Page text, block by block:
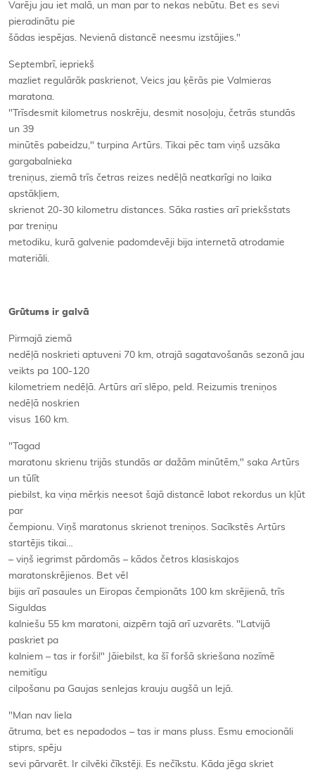
Varēju jau iet malā, un man par to nekas nebūtu. Bet es sevi
pieradinātu pie
šādas iespējas. Nevienā distancē neesmu izstājies."
Septembrī, iepriekš
mazliet regulārāk paskrienot, Veics jau ķērās pie Valmieras
maratona.
"Trīsdesmit kilometrus noskrēju, desmit nosoļoju, četrās stundās
un 39
minūtēs pabeidzu," turpina Artūrs. Tikai pēc tam viņš uzsāka
gargabalnieka
treniņus, ziemā trīs četras reizes nedēļā neatkarīgi no laika
apstākļiem,
skrienot 20-30 kilometru distances. Sāka rasties arī priekšstats
par treniņu
metodiku, kurā galvenie padomdevēji bija internetā atrodamie
materiāli.
Grūtums ir galvā
Pirmajā ziemā
nedēļā noskrieti aptuveni 70 km, otrajā sagatavošanās sezonā jau
veikts pa 100-120
kilometriem nedēļā. Artūrs arī slēpo, peld. Reizumis treniņos
nedēļā noskrien
visus 160 km.
"Tagad
maratonu skrienu trijās stundās ar dažām minūtēm," saka Artūrs
un tūlīt
piebilst, ka viņa mērķis neesot šajā distancē labot rekordus un kļūt
par
čempionu. Viņš maratonus skrienot treniņos. Sacīkstēs Artūrs
startējis tikai…
– viņš iegrimst pārdomās – kādos četros klasiskajos
maratonskrējienos. Bet vēl
bijis arī pasaules un Eiropas čempionāts 100 km skrējienā, trīs
Siguldas
kalniešu 55 km maratoni, aizpērn tajā arī uzvarēts. "Latvijā
paskriet pa
kalniem – tas ir forši!" Jāiebilst, ka šī foršā skriešana nozīmē
nemitīgu
cilpošanu pa Gaujas senlejas krauju augšā un lejā.
"Man nav liela
ātruma, bet es nepadodos – tas ir mans pluss. Esmu emocionāli
stiprs, spēju
sevi pārvarēt. Ir cilvēki čīkstēji. Es nečīkstu. Kāda jēga skriet